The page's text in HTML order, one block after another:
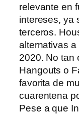
relevante en
intereses, ya
terceros.
alternativas
2020. No tan
Hangouts o
favorita de
cuarentena
Pese a que